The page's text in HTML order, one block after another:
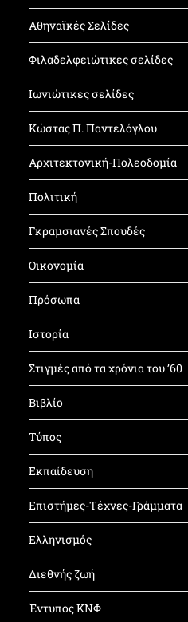
Αθηναϊκές Σελίδες
Φιλαδελφειώτικες σελίδες
Ιωνιώτικες σελίδες
Κώστας Π. Παντελόγλου
Αρχιτεκτονική-Πολεοδομία
Πολιτική
Γκραμσιανές Σπουδές
Οικονομία
Πρόσωπα
Ιστορία
Στιγμές από τα χρόνια του ’60
Βιβλίο
Τύπος
Εκπαίδευση
Επιστήμες-Τέχνες-Γράμματα
Ελληνισμός
Διεθνής ζωή
Έντυπος ΚΝΦ